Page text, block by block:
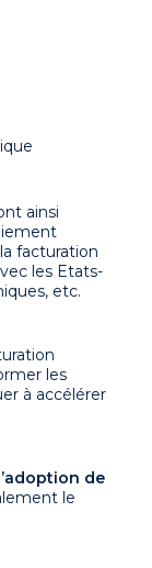
ainsi
facturation
les Etats-
etc.
les
à accélérer
de
le